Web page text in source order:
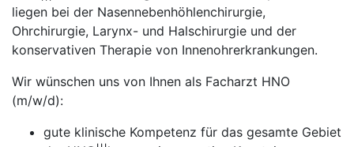
liegen bei der Nasennebenhöhlenchirurgie,
Ohrchirurgie, Larynx- und Halschirurgie und der
konservativen Therapie von Innenohrerkrankungen.
Wir wünschen uns von Ihnen als Facharzt HNO
(m/w/d):
gute klinische Kompetenz für das gesamte Gebiet